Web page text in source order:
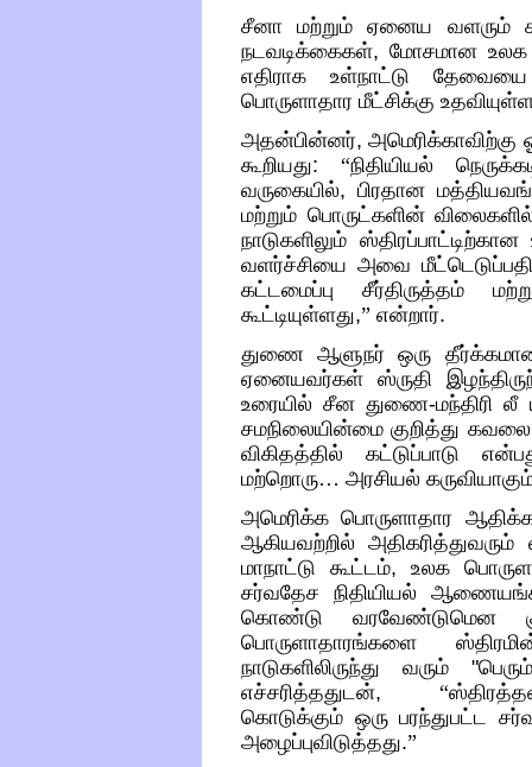
சீனா மற்றும் ஏனைய வளரும்
நடவடிக்கைகள்,மோசமான உலக
எதிராக உள்நாட்டு
பொருளாதார மீட்சிக்கு
அதன்பின்னர்,
கூறியது: “நிதியியல்
வருகையில்,பிரதான
மற்றும் பொருட்களின்
நாடுகளிலும்
வளர்ச்சியை அவை
கட்டமைப்பு சீர்திருத்தம்
கூட்டியுள்ளது,” என்றார்.
துணை ஆளுநர் ஒரு
ஏனையவர்கள் ஸ்ருதி
உரையில் சீன துணை-மந்திரி லீ
சமநிலையின்மை குறித்து
விகிதத்தில் கட்டுப்பாடு
மற்றொரு… அரசியல்
அமெரிக்க பொருளாதார
ஆகியவற்றில் அதிகரித்துவரும்
மாநாட்டு கூட்டம், உலக
சர்வதேச நிதியியல்
கொண்டு வரவேண்டுமென
பொருளாதாரங்களை
நாடுகளிலிருந்து வரும் "பெரும்
எச்சரித்ததுடன், “
கொடுக்கும் ஒரு பரந்துபட்ட
அழைப்புவிடுத்தது.”